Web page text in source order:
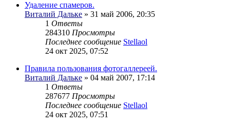
Удаление спамеров.
Виталий Дальке » 31 май 2006, 20:35
1 Ответы
284310 Просмотры
Последнее сообщение Stellaol
24 окт 2025, 07:52
Правила пользования фотогаллереей.
Виталий Дальке » 04 май 2007, 17:14
1 Ответы
287677 Просмотры
Последнее сообщение Stellaol
24 окт 2025, 07:51